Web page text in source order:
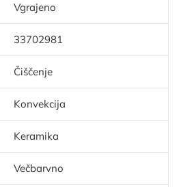
Vgrajeno
‎33702981
Čiščenje
Konvekcija
Keramika
Večbarvno